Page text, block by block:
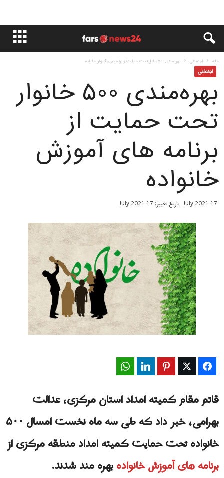
خانه اجتماعی بهره‌مندی ۵۰۰ خانوار تحت حمایت از برنامه های آموزش خانواده
اجتماعی
بهره‌مندی ۵۰۰ خانوار
تحت حمایت از
برنامه های آموزش
خانواده
17 July 2021 تاریخ تغییر: 17 July 2021
Facebook
Twitter
Pinterest
LinkedIn
قائم مقام کمیته امداد استان مرکزی، عدالت
بهرامی، خبر داد که طی سه ماه نخست امسال ۵۰۰
خانواده تحت حمایت کمیته امداد منطقه مرکزی از
برنامه های آموزش خانوادهبهره مند شدند.